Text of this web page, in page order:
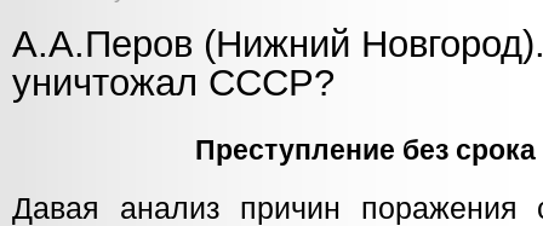
А.А.Перов (Нижний
уничтожал СССР?
Преступление без
Давая анализ причин поражения